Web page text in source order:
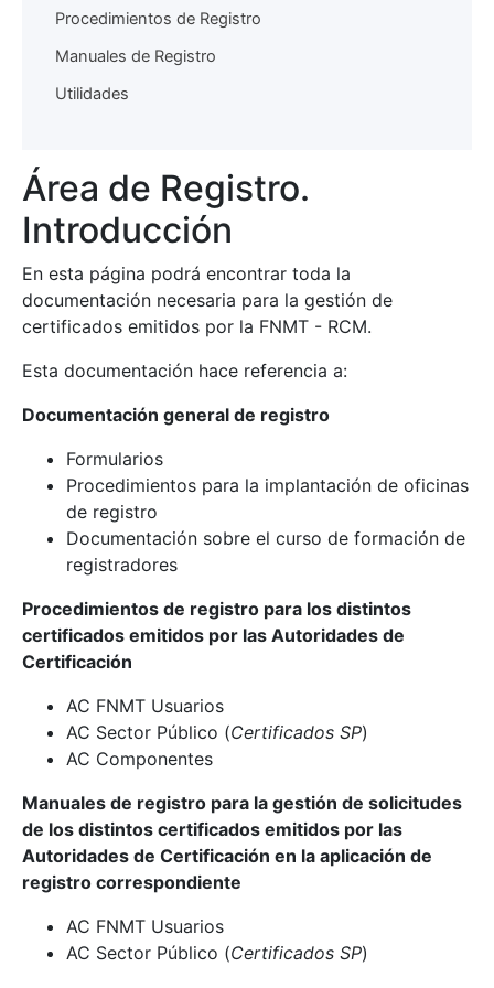
Procedimientos de Registro
Manuales de Registro
Utilidades
Área de Registro.
Introducción
En esta página podrá encontrar toda la
documentación necesaria para la gestión de
certificados emitidos por la FNMT - RCM.
Esta documentación hace referencia a:
Documentación general de registro
Formularios
Procedimientos para la implantación de oficinas
de registro
Documentación sobre el curso de formación de
registradores
Procedimientos de registro para los distintos
certificados emitidos por las Autoridades de
Certificación
AC FNMT Usuarios
AC Sector Público (Certificados SP)
AC Componentes
Manuales de registro para la gestión de solicitudes
de los distintos certificados emitidos por las
Autoridades de Certificación en la aplicación de
registro correspondiente
AC FNMT Usuarios
AC Sector Público (Certificados SP)